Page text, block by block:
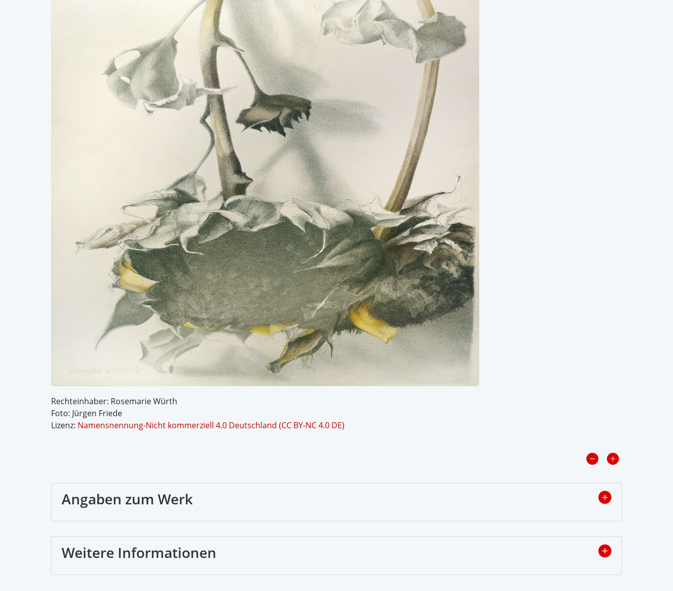
Rechteinhaber: Rosemarie Würth
Foto: Jürgen Friede
Lizenz: Namensnennung-Nicht kommerziell 4.0 Deutschland (CC BY-NC 4.0 DE)
Angaben zum Werk
Weitere Informationen